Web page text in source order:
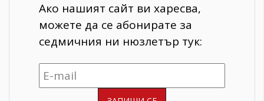
Ако нашият сайт ви харесва,
можете да се абонирате за
седмичния ни нюзлетър тук: